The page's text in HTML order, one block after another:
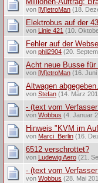
von [M]etroMan(18.
Elektrobus auf der
von Linie 421(10.
Fehler auf der
von phil2904(20.
Acht neue Busse für
von [M]etroMan(16. Juni
Altwagen
von Stefan(14. März
- (text vom
von Wobbus (4. Januar
Hinweis "KVM im
von Marci_Berlin(16.
6512 verschrottet?
von Ludewig Aero(21.
- (text vom
von Wobbus (28. Mai